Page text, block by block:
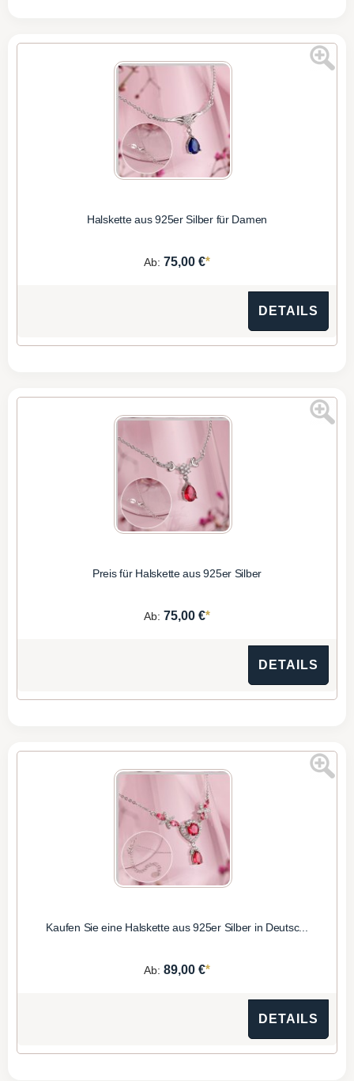
Halskette aus 925er Silber für Damen
Ab: 75,00 €*
DETAILS
Preis für Halskette aus 925er Silber
Ab: 75,00 €*
DETAILS
Kaufen Sie eine Halskette aus 925er Silber in Deutsc...
Ab: 89,00 €*
DETAILS